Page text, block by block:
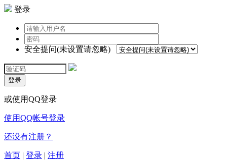
登录
安全提问(未设置请忽略)
登录
或使用QQ登录
使用QQ帐号登录
还没有注册？
首页 | 登录 | 注册